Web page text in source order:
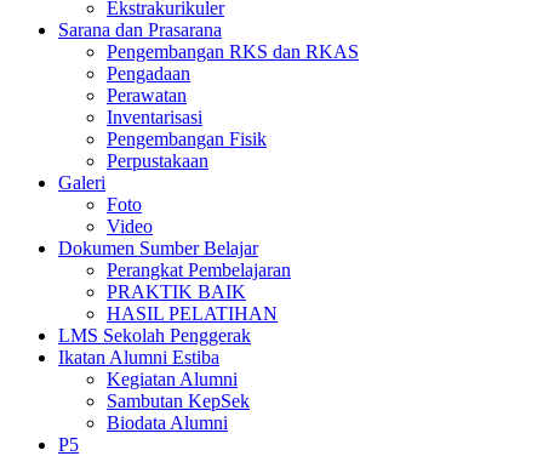
Ekstrakurikuler
Sarana dan Prasarana
Pengembangan RKS dan RKAS
Pengadaan
Perawatan
Inventarisasi
Pengembangan Fisik
Perpustakaan
Galeri
Foto
Video
Dokumen Sumber Belajar
Perangkat Pembelajaran
PRAKTIK BAIK
HASIL PELATIHAN
LMS Sekolah Penggerak
Ikatan Alumni Estiba
Kegiatan Alumni
Sambutan KepSek
Biodata Alumni
P5